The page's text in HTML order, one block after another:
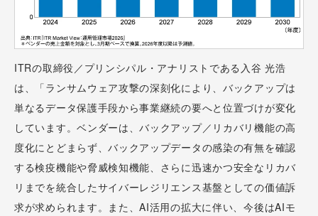
ITRの取締役／プリンシパル・アナリストである入谷 光浩
は、「ランサムウェア攻撃の深刻化により、バックアップは
単なるデータ保護手段から事業継続の要へと位置づけが変化
しています。ベンダーは、バックアップ／リカバリ機能の高
度化にとどまらず、バックアップデータの感染の有無を確認
する検疫機能や脅威検知機能、さらに迅速かつ安全なリカバ
リまでを統合したサイバーレジリエンス基盤としての価値訴
求が求められます。また、AI活用の拡大に伴い、今後はAIモ